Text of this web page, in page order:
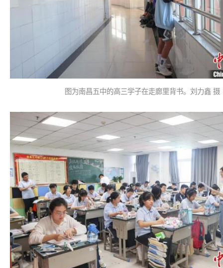
图为南昌五中的高三学子在走廊里背书。刘力鑫 摄